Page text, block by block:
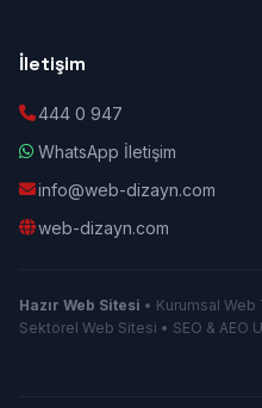
İletişim
444 0 947
WhatsApp İletişim
info@web-dizayn.com
web-dizayn.com
Hazır Web Sitesi • Kurumsal Web
Sektörel Web Sitesi • SEO & AEO